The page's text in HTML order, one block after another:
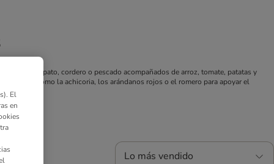
pavo, pato, cordero o pescado acompañados de arroz, tomate, patatas y
como la achicoria, los arándanos rojos o el romero para apoyar el
Lo más vendido
El
en